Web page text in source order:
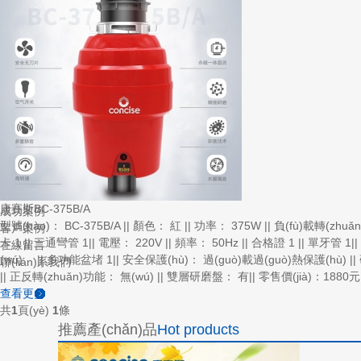
品牌故事
公司新聞
行業(yè)新聞
產(chǎn)品中心
BC-375B/A
BC-550B/B
BC-550A/A
BC-650A/B
BC-750A/B
產(chǎn)品配件
成功案例
客戶案例
在線留言
聯(lián)系我們
康賽斯BC-375B/A
型號(hào)： BC-375B/A || 顏色： 紅 || 功率： 375W || 負(fù)載轉
卡 1 || 三通彎管 1|| 電壓： 220V || 頻率： 50Hz || 合格證 1 || 單牙管
(wú) || 多功能盆堵 1|| 安全保護(hù)： 過(guò)載過(guò)熱保護(hù) ||
|| 正反轉(zhuǎn)功能： 無(wú) || 雙層研磨盤： 有|| 零售價(jià)：1880元
查看更多
共1頁(yè) 1條
推薦產(chǎn)品Hot products